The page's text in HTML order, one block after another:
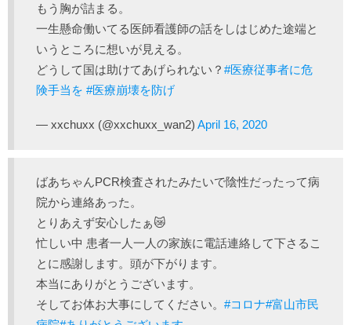
もう胸が詰まる。
一生懸命働いてる医師看護師の話をしはじめた途端と
いうところに想いが見える。
どうして国は助けてあげられない？ #医療従事者に危
険手当を #医療崩壊を防げ
— xxchuxx (@xxchuxx_wan2) April 16, 2020
ばあちゃんPCR検査されたみたいで陰性だったって病
院から連絡あった。
とりあえず安心したぁ😿
忙しい中 患者一人一人の家族に電話連絡して下さるこ
とに感謝します。頭が下がります。
本当にありがとうございます。
そしてお体お大事にしてください。 #コロナ#富山市民